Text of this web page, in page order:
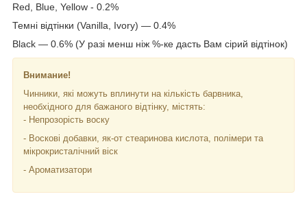
Red, Blue, Yellow - 0.2%
Темні відтінки (Vanilla, Ivory) — 0.4%
Black — 0.6% (У разі менш ніж %-ке дасть Вам сірий відтінок)
Внимание!
Чинники, які можуть вплинути на кількість барвника,
необхідного для бажаного відтінку, містять:
- Непрозорість воску
- Воскові добавки, як-от стеаринова кислота, полімери та
мікрокристалічний віск
- Ароматизатори